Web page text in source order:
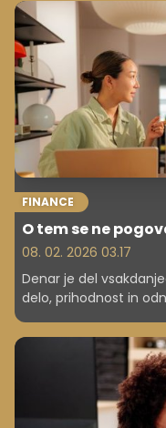
FINANCE
O tem se ne
08. 02. 2026 03.17
Denar je del
delo, prihodnost in
denarju za mnoge
tudi s partnerjem ali
osebni, ampak so